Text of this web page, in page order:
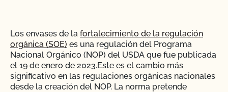
Los envases de la fortalecimiento de la regulación
orgánica (SOE) es una regulación del Programa
Nacional Orgánico (NOP) del USDA que fue publicada
el 19 de enero de 2023.Este es el cambio más
significativo en las regulaciones orgánicas nacionales
desde la creación del NOP. La norma pretende